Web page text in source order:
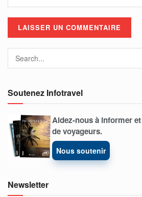
Soutenez Infotravel
Aidez-nous à informer
de voyageurs.
Nous soutenir
Newsletter